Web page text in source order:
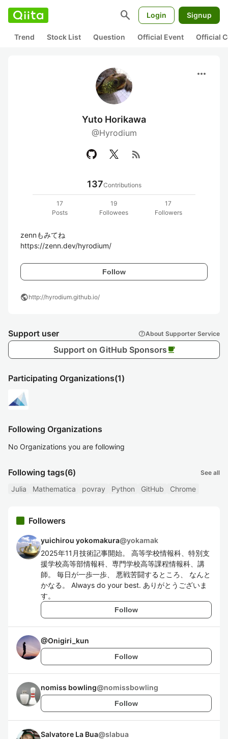
search Login Signup
Trend Stock List Question Official Event Official
more_horiz
Yuto Horikawa
@Hyrodium
rss_feed
137Contributions
17
Posts
19
Followees
17
Followers
zennもみてね
https://zenn.dev/hyrodium/
Follow
publichttp://hyrodium.github.io/
Support user helpAbout Supporter Service
Support on GitHub Sponsors local_cafe
Participating Organizations(1)
Following Organizations
No Organizations you are following
Following tags(6) See all
Julia Mathematica povray Python GitHub Chrome
Followers
yuichirou yokomakura@yokamak
2025年11月技術記事開始。 高等学校情報科、特別支
援学校高等部情報科、専門学校高等課程情報科、講
師。 毎日が一歩一歩、 悪戦苦闘するところ、 なんと
かなる。 Always do your best. ありがとうございま
す。
Follow
@Onigiri_kun
Follow
nomiss bowling@nomissbowling
Follow
Salvatore La Bua@slabua